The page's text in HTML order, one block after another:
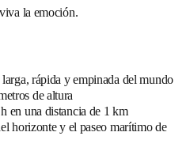
la emoción.
rápida y empinada del mundo
de altura
en una distancia de 1 km
horizonte y el paseo marítimo de